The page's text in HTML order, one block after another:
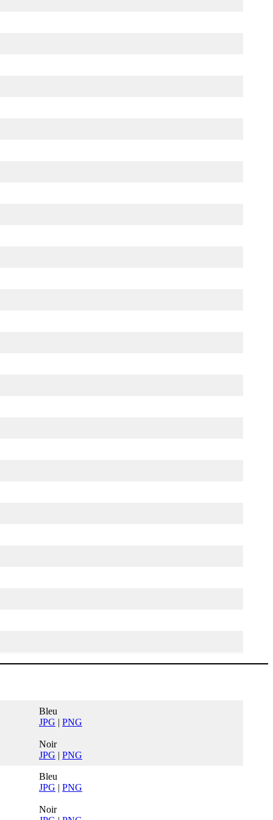
Bleu
JPG | PNG
Noir
JPG | PNG
Bleu
JPG | PNG
Noir